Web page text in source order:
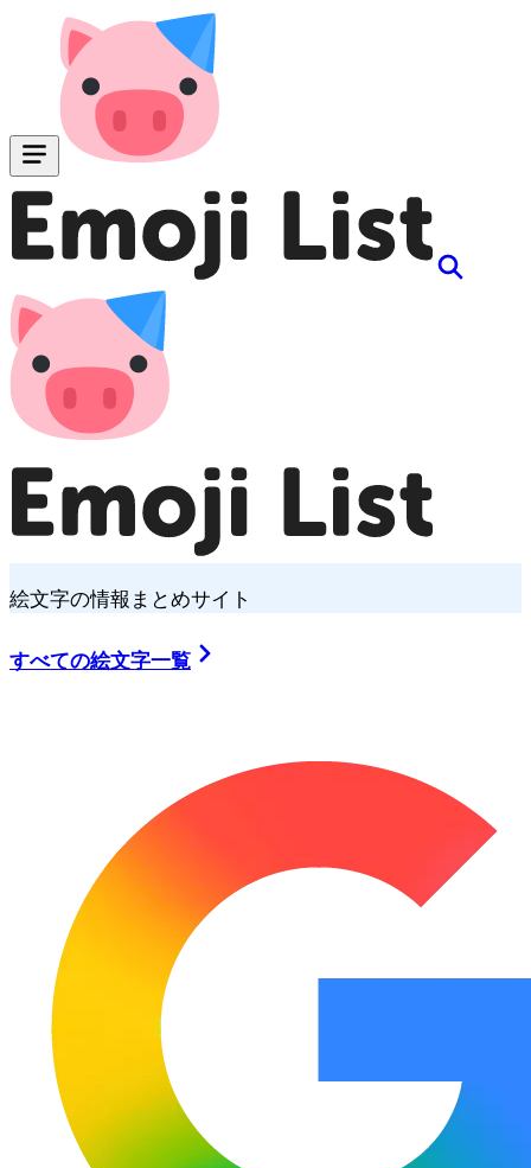
絵文字の情報まとめサイト
すべての絵文字一覧